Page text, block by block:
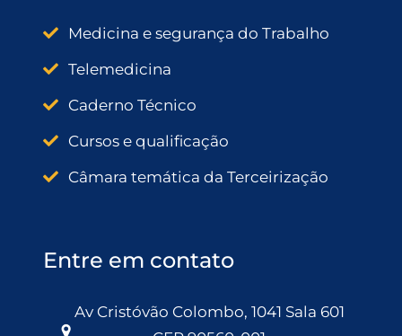
Medicina e segurança do Trabalho
Telemedicina
Caderno Técnico
Cursos e qualificação
Câmara temática da Terceirização
Entre em contato
Av Cristóvão Colombo, 1041 Sala 601